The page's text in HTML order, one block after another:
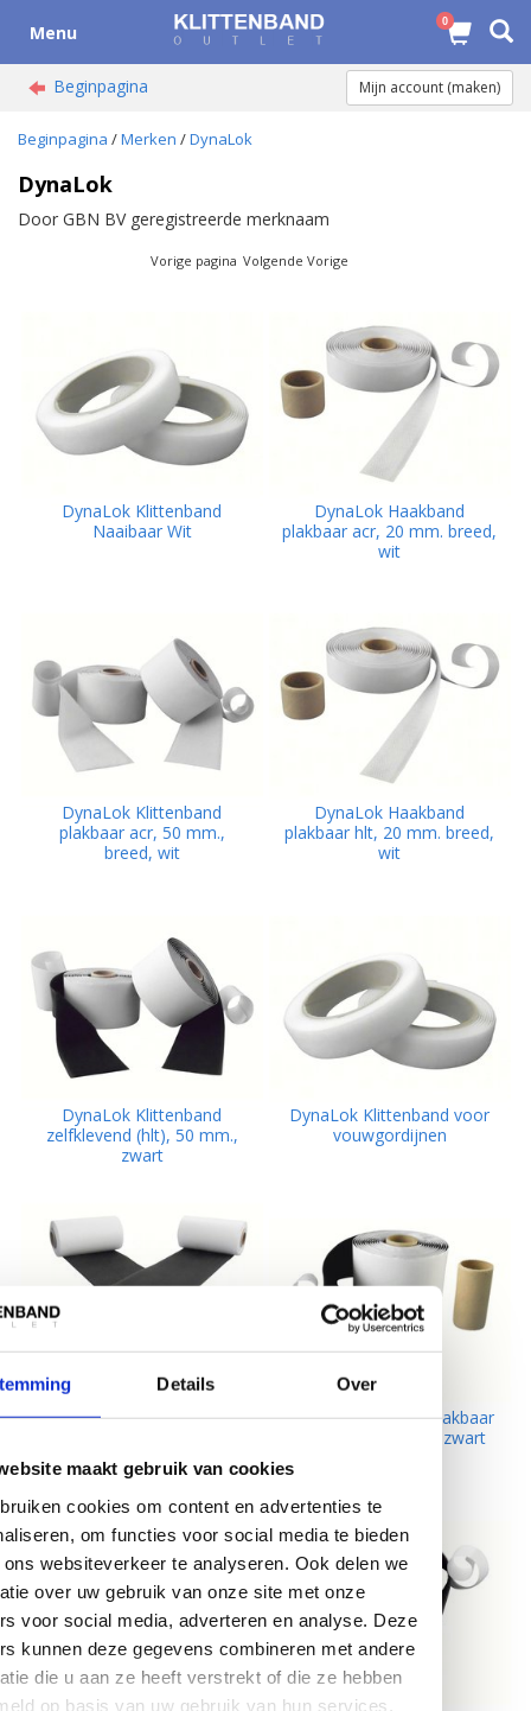
Details Over
maakt gebruik van cookies
cookies om content en advertenties te
om functies voor social media te bieden
ons websiteverkeer te analyseren. Ook delen we
over uw gebruik van onze site met onze
voor social media, adverteren en analyse. Deze
kunnen deze gegevens combineren met andere
die u aan ze heeft verstrekt of die ze hebben
op basis van uw gebruik van hun services.
Menu 0
Beginpagina Mijn account (maken)
Beginpagina /Merken /DynaLok
DynaLok
Door GBN BV geregistreerde merknaam
Vorige pagina Volgende Vorige
DynaLok Klittenband
Naaibaar Wit
DynaLok Haakband
plakbaar acr, 20 mm. breed,
wit
DynaLok Klittenband
plakbaar acr, 50 mm.,
breed, wit
DynaLok Haakband
plakbaar hlt, 20 mm. breed,
wit
DynaLok Klittenband
zelfklevend (hlt), 50 mm.,
zwart
DynaLok Klittenband voor
vouwgordijnen
DynaLok Klittenband
zwart
DynaLok Lusband plakbaar
acr, 50 mm. breed, zwart